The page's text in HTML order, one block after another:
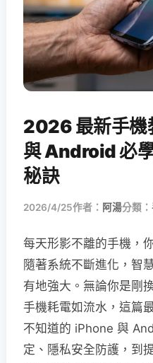
2026 最新手機
與 Android 必
秘訣
2026/4/25作者： 阿湯分類：
每天形影不離的手機，
隨著系統不斷進化，智
有地強大。無論你是剛
手機耗電如流水，這篇
不知道的 iPhone 與
定、隱私安全防護，到